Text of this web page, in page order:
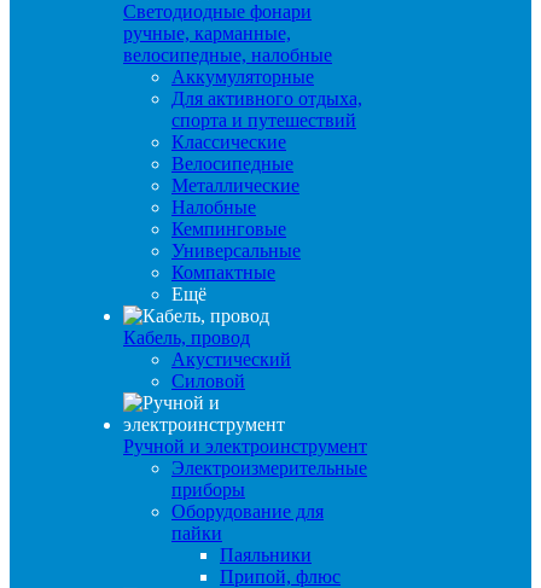
Светодиодные фонари
ручные, карманные,
велосипедные, налобные
Аккумуляторные
Для активного отдыха,
спорта и путешествий
Классические
Велосипедные
Металлические
Налобные
Кемпинговые
Универсальные
Компактные
Ещё
Кабель, провод
Акустический
Силовой
Ручной и электроинструмент
Электроизмерительные
приборы
Оборудование для
пайки
Паяльники
Припой, флюс